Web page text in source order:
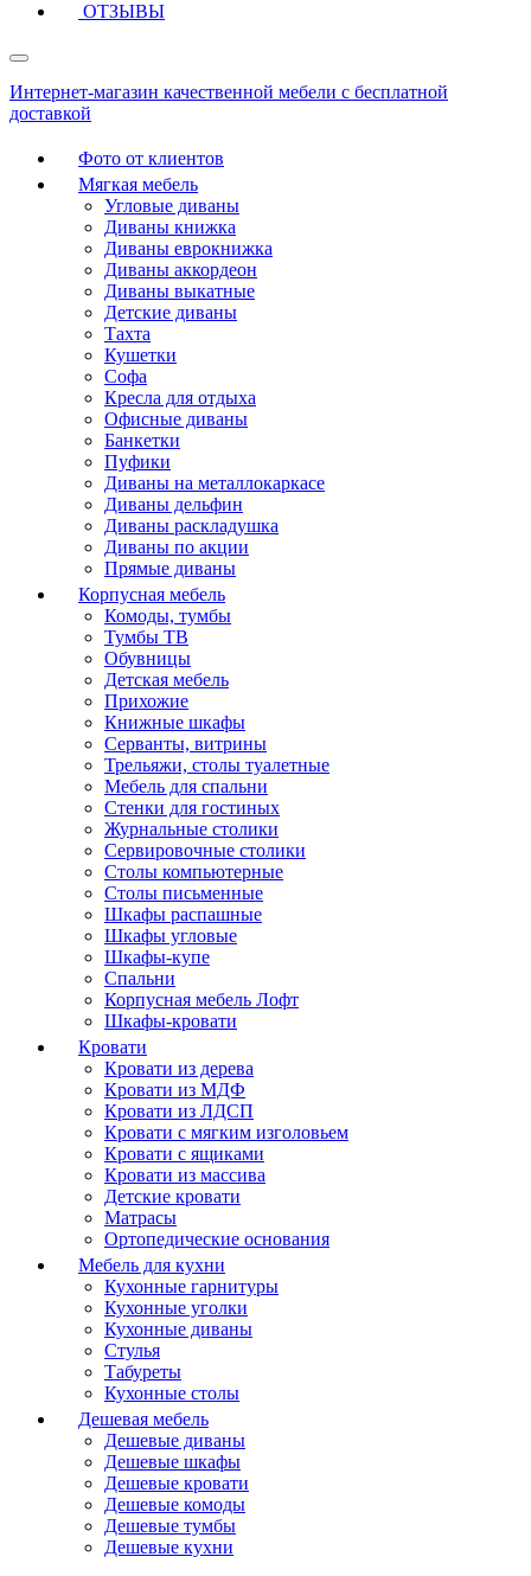
ОТЗЫВЫ
Интернет-магазин качественной мебели с бесплатной
доставкой
Фото от клиентов
Мягкая мебель
Угловые диваны
Диваны книжка
Диваны еврокнижка
Диваны аккордеон
Диваны выкатные
Детские диваны
Тахта
Кушетки
Софа
Кресла для отдыха
Офисные диваны
Банкетки
Пуфики
Диваны на металлокаркасе
Диваны дельфин
Диваны раскладушка
Диваны по акции
Прямые диваны
Корпусная мебель
Комоды, тумбы
Тумбы ТВ
Обувницы
Детская мебель
Прихожие
Книжные шкафы
Серванты, витрины
Трельяжи, столы туалетные
Мебель для спальни
Стенки для гостиных
Журнальные столики
Сервировочные столики
Столы компьютерные
Столы письменные
Шкафы распашные
Шкафы угловые
Шкафы-купе
Спальни
Корпусная мебель Лофт
Шкафы-кровати
Кровати
Кровати из дерева
Кровати из МДФ
Кровати из ЛДСП
Кровати с мягким изголовьем
Кровати с ящиками
Кровати из массива
Детские кровати
Матрасы
Ортопедические основания
Мебель для кухни
Кухонные гарнитуры
Кухонные уголки
Кухонные диваны
Стулья
Табуреты
Кухонные столы
Дешевая мебель
Дешевые диваны
Дешевые шкафы
Дешевые кровати
Дешевые комоды
Дешевые тумбы
Дешевые кухни